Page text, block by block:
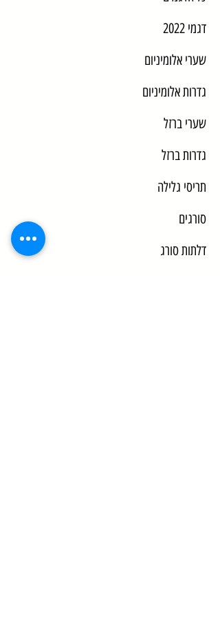
דגמי 2022
שערי אלומיניום
גדרות אלומיניום
שערי ברזל
גדרות ברזל
תריסי גלילה
סורגים
דלתות סורג